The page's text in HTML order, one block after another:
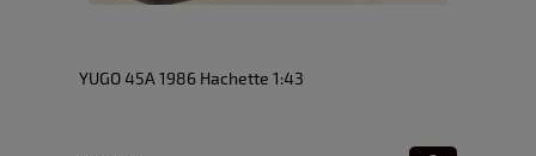
YUGO 45A 1986 Hachette 1:43